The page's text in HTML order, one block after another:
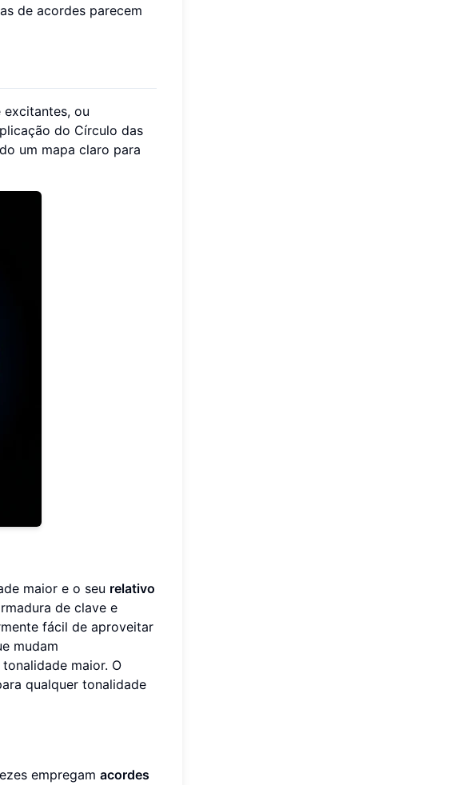
de acordes parecem
excitantes, ou
do Círculo das
um mapa claro para
maior e o seu relativo
de clave e
fácil de aproveitar
mudam
maior. O
qualquer tonalidade
empregam acordes